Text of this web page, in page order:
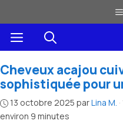
au
contenuMenu
Cheveux acajou
sophistiquée pour
13 octobre 2025 parLina M. ·
environ 9 minutes